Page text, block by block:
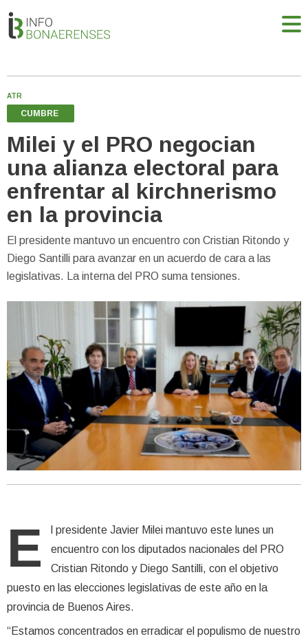
ATR
CUMBRE
Milei y el PRO negocian
una alianza electoral para
enfrentar al kirchnerismo
en la provincia
El presidente mantuvo un encuentro con Cristian Ritondo y
Diego Santilli para avanzar en un acuerdo de cara a las
legislativas. La interna del PRO suma tensiones.
E
l presidente Javier Milei mantuvo este lunes un
encuentro con los diputados nacionales del PRO
Cristian Ritondo y Diego Santilli, con el objetivo
puesto en las elecciones legislativas de este año en la
provincia de Buenos Aires.
“Estamos concentrados en erradicar el populismo de nuestro